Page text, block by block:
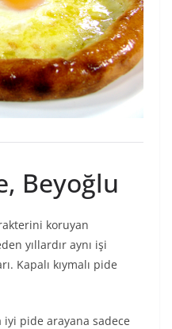
Beyoğlu
koruyan
yıllardır aynı işi
Kapalı kıymalı pide
iyi pide arayana sadece